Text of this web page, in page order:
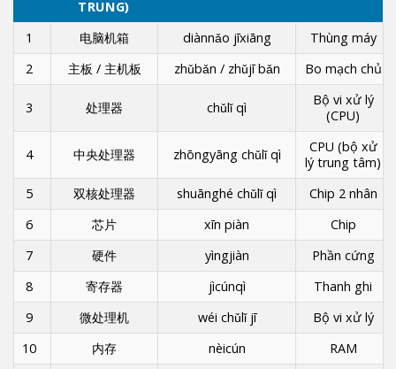
TRUNG)
1 电脑机箱 diànnǎo jīxiāng
Thùng máy
2
主板 / 主机板 zhǔbǎn / zhǔjī bǎn Bo mạch chủ
3 处理器 chǔlǐ qì
Bộ vi xử lý
(CPU)
4 中央处理器 zhōngyāng chǔlǐ qì
CPU (bộ xử
lý trung tâm)
5
双核处理器 shuānghé chǔlǐ qì
Chip 2 nhân
6
芯片 xīn piàn
Chip
7
硬件 yìngjiàn
Phần cứng
8
寄存器 jìcúnqì
Thanh ghi
9
微处理机 wéi chǔlǐ jī
Bộ vi xử lý
10
内存 nèicún
RAM